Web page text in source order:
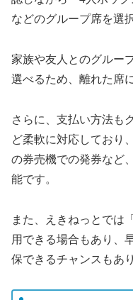
などのグループ席を選
家族や友人とのグルー
選べるため、離れた席
さらに、支払い方法も
ど柔軟に対応しており
の券売機での発券など
能です。
また、えきねっとでは
用できる場合もあり、
保できるチャンスもあ